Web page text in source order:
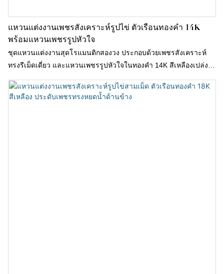
แหวนแต่งงานเพชรสังเคราะห์รูปไข่ ตัวเรือนทองคำ 14K
พร้อมแหวนเพชรรูปหัวใจ
ชุดแหวนแต่งงานสุดโรแมนติกสองวง ประกอบด้วยเพชรสังเคราะห์
ทรงรีเม็ดเดี่ยว และแหวนเพชรรูปหัวใจในทองคำ 14K สีเหลืองเปล่ง
ประกาย สวยงาม มีเสน่ห์ และโดดเด่นสะดุดตา